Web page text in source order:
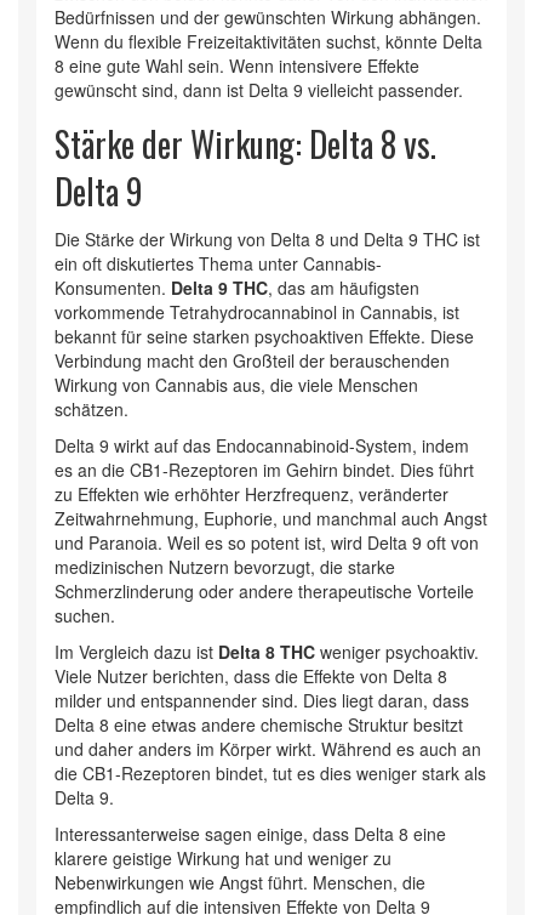
Bedürfnissen und der gewünschten Wirkung abhängen.
Wenn du flexible Freizeitaktivitäten suchst, könnte Delta
8 eine gute Wahl sein. Wenn intensivere Effekte
gewünscht sind, dann ist Delta 9 vielleicht passender.
Stärke der Wirkung: Delta 8 vs.
Delta 9
Die Stärke der Wirkung von Delta 8 und Delta 9 THC ist
ein oft diskutiertes Thema unter Cannabis-
Konsumenten. Delta 9 THC, das am häufigsten
vorkommende Tetrahydrocannabinol in Cannabis, ist
bekannt für seine starken psychoaktiven Effekte. Diese
Verbindung macht den Großteil der berauschenden
Wirkung von Cannabis aus, die viele Menschen
schätzen.
Delta 9 wirkt auf das Endocannabinoid-System, indem
es an die CB1-Rezeptoren im Gehirn bindet. Dies führt
zu Effekten wie erhöhter Herzfrequenz, veränderter
Zeitwahrnehmung, Euphorie, und manchmal auch Angst
und Paranoia. Weil es so potent ist, wird Delta 9 oft von
medizinischen Nutzern bevorzugt, die starke
Schmerzlinderung oder andere therapeutische Vorteile
suchen.
Im Vergleich dazu ist Delta 8 THC weniger psychoaktiv.
Viele Nutzer berichten, dass die Effekte von Delta 8
milder und entspannender sind. Dies liegt daran, dass
Delta 8 eine etwas andere chemische Struktur besitzt
und daher anders im Körper wirkt. Während es auch an
die CB1-Rezeptoren bindet, tut es dies weniger stark als
Delta 9.
Interessanterweise sagen einige, dass Delta 8 eine
klarere geistige Wirkung hat und weniger zu
Nebenwirkungen wie Angst führt. Menschen, die
empfindlich auf die intensiven Effekte von Delta 9